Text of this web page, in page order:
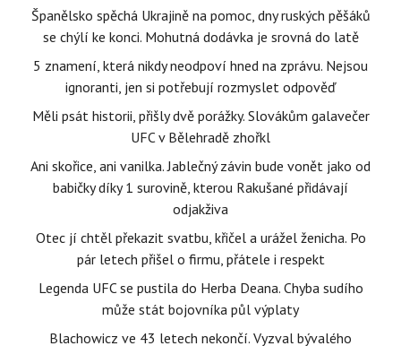
Španělsko spěchá Ukrajině na pomoc, dny ruských pěšáků
se chýlí ke konci. Mohutná dodávka je srovná do latě
5 znamení, která nikdy neodpoví hned na zprávu. Nejsou
ignoranti, jen si potřebují rozmyslet odpověď
Měli psát historii, přišly dvě porážky. Slovákům galavečer
UFC v Bělehradě zhořkl
Ani skořice, ani vanilka. Jablečný závin bude vonět jako od
babičky díky 1 surovině, kterou Rakušané přidávají
odjakživa
Otec jí chtěl překazit svatbu, křičel a urážel ženicha. Po
pár letech přišel o firmu, přátele i respekt
Legenda UFC se pustila do Herba Deana. Chyba sudího
může stát bojovníka půl výplaty
Blachowicz ve 43 letech nekončí. Vyzval bývalého